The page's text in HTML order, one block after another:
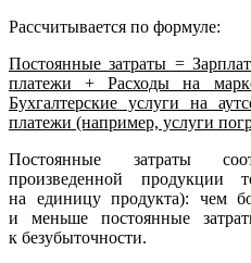
Рассчитывается по формуле:
Постоянные затраты =
платежи + Расходы на
Бухгалтерские услуги на
платежи (например, услуги
Постоянные затраты
произведенной продукции
на единицу продукта): чем
и меньше постоянные
к безубыточности.